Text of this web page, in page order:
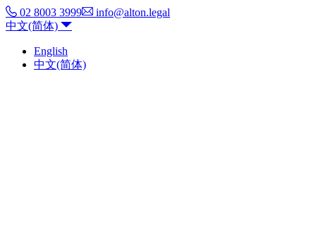
02 8003 3999
info@alton.legal
中文(简体)
English
中文(简体)